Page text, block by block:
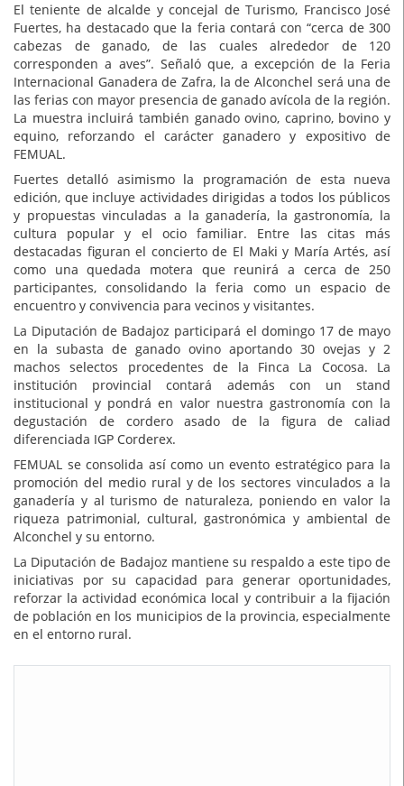
El teniente de alcalde y concejal de Turismo, Francisco José
Fuertes, ha destacado que la feria contará con “cerca de 300
cabezas de ganado, de las cuales alrededor de 120
corresponden a aves”. Señaló que, a excepción de la Feria
Internacional Ganadera de Zafra, la de Alconchel será una de
las ferias con mayor presencia de ganado avícola de la región.
La muestra incluirá también ganado ovino, caprino, bovino y
equino, reforzando el carácter ganadero y expositivo de
FEMUAL.
Fuertes detalló asimismo la programación de esta nueva
edición, que incluye actividades dirigidas a todos los públicos
y propuestas vinculadas a la ganadería, la gastronomía, la
cultura popular y el ocio familiar. Entre las citas más
destacadas figuran el concierto de El Maki y María Artés, así
como una quedada motera que reunirá a cerca de 250
participantes, consolidando la feria como un espacio de
encuentro y convivencia para vecinos y visitantes.
La Diputación de Badajoz participará el domingo 17 de mayo
en la subasta de ganado ovino aportando 30 ovejas y 2
machos selectos procedentes de la Finca La Cocosa. La
institución provincial contará además con un stand
institucional y pondrá en valor nuestra gastronomía con la
degustación de cordero asado de la figura de caliad
diferenciada IGP Corderex.
FEMUAL se consolida así como un evento estratégico para la
promoción del medio rural y de los sectores vinculados a la
ganadería y al turismo de naturaleza, poniendo en valor la
riqueza patrimonial, cultural, gastronómica y ambiental de
Alconchel y su entorno.
La Diputación de Badajoz mantiene su respaldo a este tipo de
iniciativas por su capacidad para generar oportunidades,
reforzar la actividad económica local y contribuir a la fijación
de población en los municipios de la provincia, especialmente
en el entorno rural.